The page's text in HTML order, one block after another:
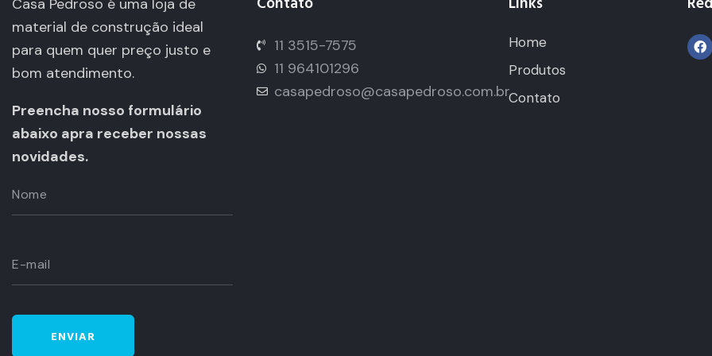
material de construção ideal
para quem quer preço justo e
bom atendimento.
Preencha nosso formulário
abaixo apra receber nossas
novidades.
11 3515-7575
11 964101296
casapedroso@casapedroso.com.br
Home
Produtos
Contato